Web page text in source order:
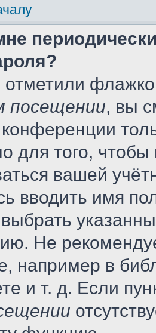
посещении, вы
для того, чтобы
вашей
вводить имя
Не
например в
и т. д. Если